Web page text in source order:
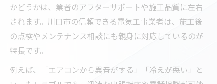
かどうかは、業者のアフターサポートや施工品質に左右
されます。川口市の信頼できる電気工事業者は、施工後
の点検やメンテナンス相談にも親身に対応しているのが
特長です。
例えば、「エアコンから異音がする」「冷えが悪い」と